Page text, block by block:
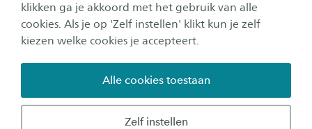
klikken ga je akkoord met het gebruik van alle
cookies. Als je op 'Zelf instellen' klikt kun je zelf
kiezen welke cookies je accepteert.
Zelf instellen
Alle cookies toestaan
Opleidingen
Studeren bij
Onderzoek
Bedrijven & Instellingen
Over Saxion